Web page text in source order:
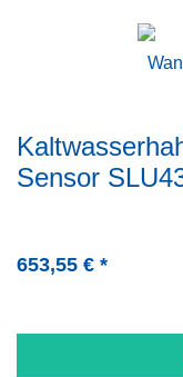
Sensor
653,55 € *